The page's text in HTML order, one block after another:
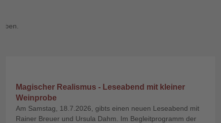
Magischer Realismus - Leseabend mit kleiner
Weinprobe
Am Samstag, 18.7.2026, gibts einen neuen Leseabend mit
Rainer Breuer und Ursula Dahm. Im Begleitprogramm der